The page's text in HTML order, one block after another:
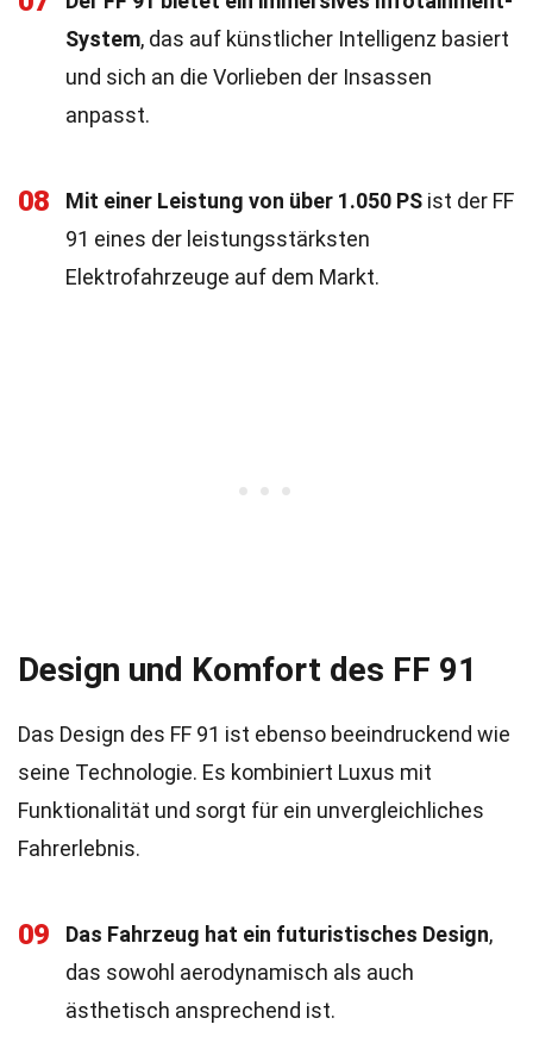
System, das auf künstlicher Intelligenz basiert
und sich an die Vorlieben der Insassen
anpasst.
08 Mit einer Leistung von über 1.050 PS ist der FF
91 eines der leistungsstärksten
Elektrofahrzeuge auf dem Markt.
Design und Komfort des FF 91
Das Design des FF 91 ist ebenso beeindruckend wie
seine Technologie. Es kombiniert Luxus mit
Funktionalität und sorgt für ein unvergleichliches
Fahrerlebnis.
09 Das Fahrzeug hat ein futuristisches Design,
das sowohl aerodynamisch als auch
ästhetisch ansprechend ist.